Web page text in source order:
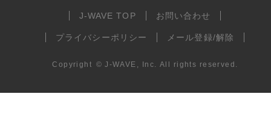
J-WAVE TOP お問い合わせ
プライバシーポリシー メール登録/解除
Copyright © J-WAVE, Inc. All rights reserved.